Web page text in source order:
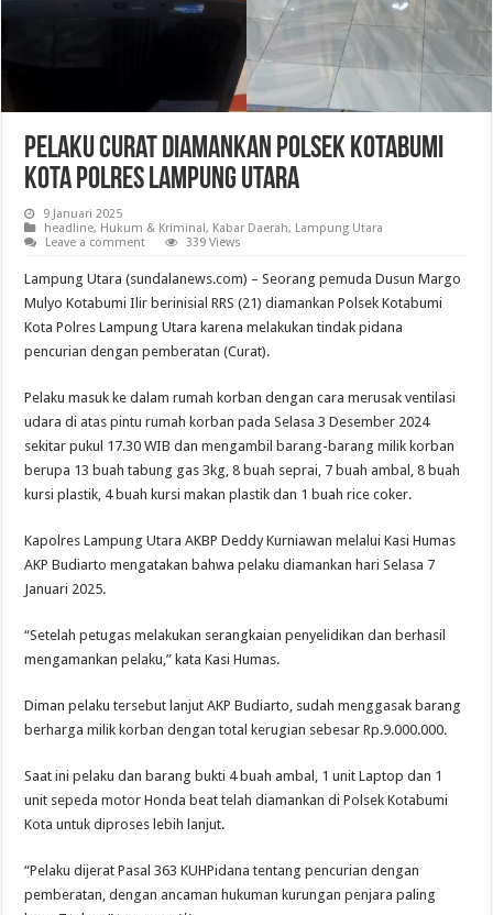
Pelaku Curat Diamankan Polsek Kotabumi
Kota Polres Lampung Utara
9 Januari 2025
headline, Hukum & Kriminal, Kabar Daerah, Lampung Utara
Leave a comment
339 Views
Lampung Utara (sundalanews.com) – Seorang pemuda Dusun Margo
Mulyo Kotabumi Ilir berinisial RRS (21) diamankan Polsek Kotabumi
Kota Polres Lampung Utara karena melakukan tindak pidana
pencurian dengan pemberatan (Curat).
Pelaku masuk ke dalam rumah korban dengan cara merusak ventilasi
udara di atas pintu rumah korban pada Selasa 3 Desember 2024
sekitar pukul 17.30 WIB dan mengambil barang-barang milik korban
berupa 13 buah tabung gas 3kg, 8 buah seprai, 7 buah ambal, 8 buah
kursi plastik, 4 buah kursi makan plastik dan 1 buah rice coker.
Kapolres Lampung Utara AKBP Deddy Kurniawan melalui Kasi Humas
AKP Budiarto mengatakan bahwa pelaku diamankan hari Selasa 7
Januari 2025.
“Setelah petugas melakukan serangkaian penyelidikan dan berhasil
mengamankan pelaku,” kata Kasi Humas.
Diman pelaku tersebut lanjut AKP Budiarto, sudah menggasak barang
berharga milik korban dengan total kerugian sebesar Rp.9.000.000.
Saat ini pelaku dan barang bukti 4 buah ambal, 1 unit Laptop dan 1
unit sepeda motor Honda beat telah diamankan di Polsek Kotabumi
Kota untuk diproses lebih lanjut.
“Pelaku dijerat Pasal 363 KUHPidana tentang pencurian dengan
pemberatan, dengan ancaman hukuman kurungan penjara paling